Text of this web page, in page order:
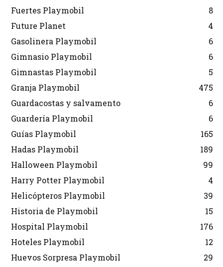
Fuertes Playmobil
8
Future Planet
4
Gasolinera Playmobil
6
Gimnasio Playmobil
6
Gimnastas Playmobil
5
Granja Playmobil
475
Guardacostas y salvamento
6
Guardería Playmobil
6
Guías Playmobil
165
Hadas Playmobil
189
Halloween Playmobil
99
Harry Potter Playmobil
4
Helicópteros Playmobil
39
Historia de Playmobil
15
Hospital Playmobil
176
Hoteles Playmobil
12
Huevos Sorpresa Playmobil
29